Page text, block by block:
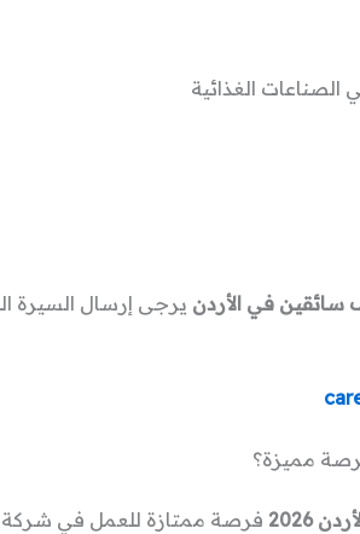
الغذائية
سائقين في الأردن يرجى إرسال السيرة
مميزة؟
2026
فرصة ممتازة للعمل في شركة